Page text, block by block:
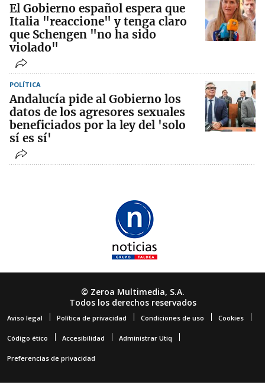
El Gobierno español espera que
Italia "reaccione" y tenga claro
que Schengen "no ha sido
violado"
POLÍTICA
Andalucía pide al Gobierno los
datos de los agresores sexuales
beneficiados por la ley del 'solo
sí es sí'
© Zeroa Multimedia, S.A.
Todos los derechos reservados
Aviso legal Política de privacidad Condiciones de uso Cookies
Código ético Accesibilidad Administrar Utiq
Preferencias de privacidad